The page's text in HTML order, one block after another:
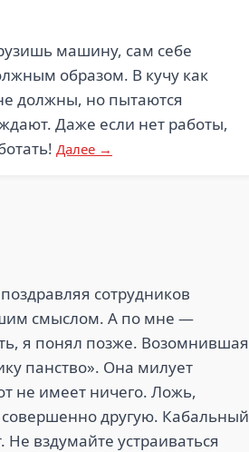
машину, сам себе
образом. В кучу как
должны, но пытаются
Даже если нет работы,
Далее →
сотрудников
смыслом. А по мне —
я понял позже. Возомнившая
панство». Она милует
не имеет ничего. Ложь,
другую. Кабальный
вздумайте устраиваться